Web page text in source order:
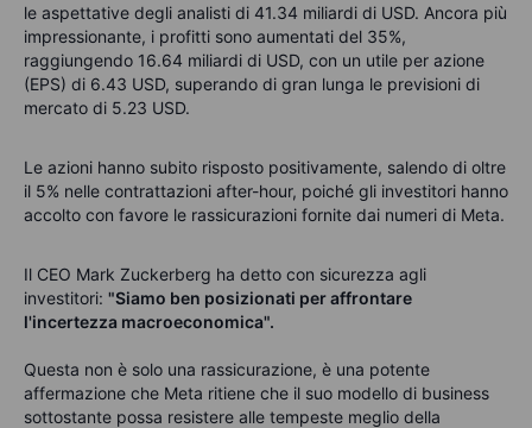
le aspettative degli analisti di 41.34 miliardi di USD. Ancora più
impressionante, i profitti sono aumentati del 35%,
raggiungendo 16.64 miliardi di USD, con un utile per azione
(EPS) di 6.43 USD, superando di gran lunga le previsioni di
mercato di 5.23 USD.
Le azioni hanno subito risposto positivamente, salendo di oltre
il 5% nelle contrattazioni after-hour, poiché gli investitori hanno
accolto con favore le rassicurazioni fornite dai numeri di Meta.
Il CEO Mark Zuckerberg ha detto con sicurezza agli
investitori: "Siamo ben posizionati per affrontare
l'incertezza macroeconomica".
Questa non è solo una rassicurazione, è una potente
affermazione che Meta ritiene che il suo modello di business
sottostante possa resistere alle tempeste meglio della